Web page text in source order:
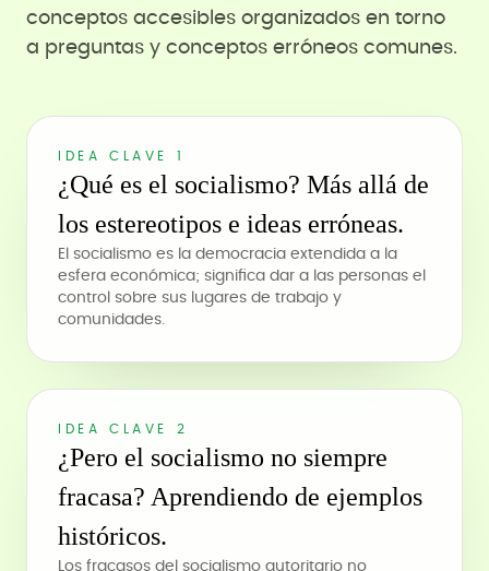
conceptos accesibles organizados en torno
a preguntas y conceptos erróneos comunes.
IDEA CLAVE 1
¿Qué es el socialismo? Más allá de
los estereotipos e ideas erróneas.
El socialismo es la democracia extendida a la
esfera económica; significa dar a las personas el
control sobre sus lugares de trabajo y
comunidades.
IDEA CLAVE 2
¿Pero el socialismo no siempre
fracasa? Aprendiendo de ejemplos
históricos.
Los fracasos del socialismo autoritario no